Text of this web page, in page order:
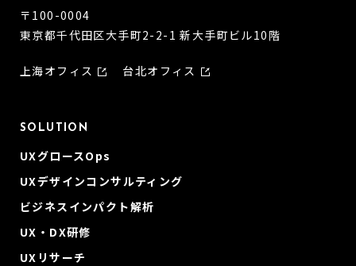
〒100-0004
東京都千代田区大手町2-2-1 新大手町ビル10階
上海オフィス 台北オフィス
SOLUTION
UXグロースOps
UXデザインコンサルティング
ビジネスインパクト解析
UX・DX研修
UXリサーチ